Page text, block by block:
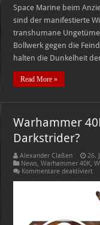
Space Marine beim
sind der manifestierte
transhumane
Bollwerk gegen die
halten die Dunkelheit
Read More »
Warhammer
Darkstrider?
Alexander Claßen
26.
News,Warhammer 40K,
Kommentare deaktiviertfür